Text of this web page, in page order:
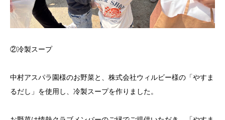
②冷製スープ
中村アスパラ園様のお野菜と、株式会社ウィルビー様の「やすま
るだし」を使用し、冷製スープを作りました。